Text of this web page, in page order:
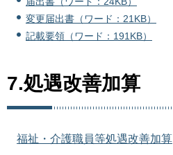
変更届出書（ワード：21KB）
記載要領（ワード：191KB）
7.処遇改善加算
福祉・介護職員等処遇改善加算